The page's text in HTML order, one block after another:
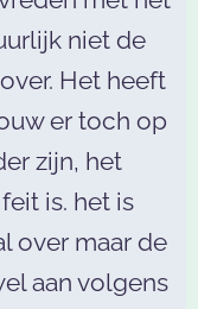
niet de
Het heeft
er toch op
zijn, het
is. het is
over maar de
aan volgens